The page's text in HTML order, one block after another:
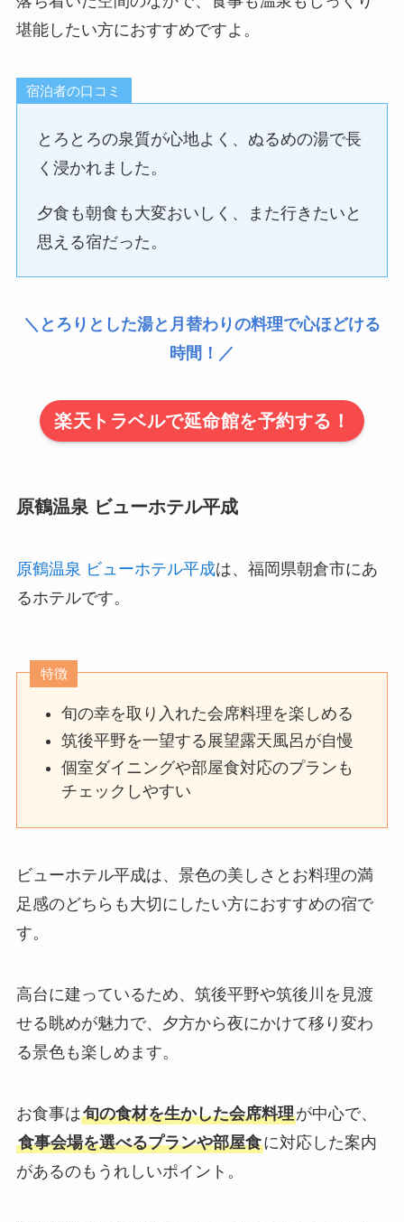
堪能したい方におすすめですよ。
宿泊者の口コミ
とろとろの泉質が心地よく、ぬるめの湯で長
く浸かれました。
夕食も朝食も大変おいしく、また行きたいと
思える宿だった。
＼とろりとした湯と月替わりの料理で心ほどける
時間！／
楽天トラベルで延命館を予約する！
原鶴温泉 ビューホテル平成
原鶴温泉 ビューホテル平成は、福岡県朝倉市にあ
るホテルです。
特徴
旬の幸を取り入れた会席料理を楽しめる
筑後平野を一望する展望露天風呂が自慢
個室ダイニングや部屋食対応のプランも
チェックしやすい
ビューホテル平成は、景色の美しさとお料理の満
足感のどちらも大切にしたい方におすすめの宿で
す。
高台に建っているため、筑後平野や筑後川を見渡
せる眺めが魅力で、夕方から夜にかけて移り変わ
る景色も楽しめます。
お食事は旬の食材を生かした会席料理が中心で、
食事会場を選べるプランや部屋食に対応した案内
があるのもうれしいポイント。